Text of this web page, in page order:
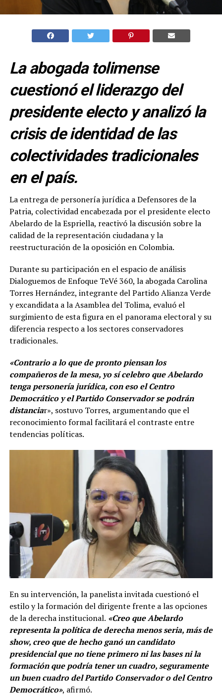
La abogada tolimense
cuestionó el liderazgo del
presidente electo y analizó la
crisis de identidad de las
colectividades tradicionales
en el país.
La entrega de personería jurídica a Defensores de la
Patria, colectividad encabezada por el presidente electo
Abelardo de la Espriella, reactivó la discusión sobre la
calidad de la representación ciudadana y la
reestructuración de la oposición en Colombia.
Durante su participación en el espacio de análisis
Dialoguemos de Enfoque TeVé 360, la abogada Carolina
Torres Hernández, integrante del Partido Alianza Verde
y excandidata a la Asamblea del Tolima, evaluó el
surgimiento de esta figura en el panorama electoral y su
diferencia respecto a los sectores conservadores
tradicionales.
«Contrario a lo que de pronto piensan los
compañeros de la mesa, yo sí celebro que Abelardo
tenga personería jurídica, con eso el Centro
Democrático y el Partido Conservador se podrán
distanciar», sostuvo Torres, argumentando que el
reconocimiento formal facilitará el contraste entre
tendencias políticas.
En su intervención, la panelista invitada cuestionó el
estilo y la formación del dirigente frente a las opciones
de la derecha institucional. «Creo que Abelardo
representa la política de derecha menos seria, más de
show, creo que de hecho ganó un candidato
presidencial que no tiene primero ni las bases ni la
formación que podría tener un cuadro, seguramente
un buen cuadro del Partido Conservador o del Centro
Democrático», afirmó.